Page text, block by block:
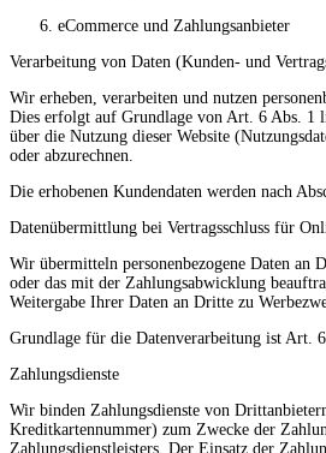
eCommerce und Zahlungsanbieter
Verarbeitung von Daten (Kunden- und
Wir erheben, verarbeiten und nutzen
Dies erfolgt auf Grundlage von Art. 6 Abs. 1
über die Nutzung dieser Website
oder abzurechnen.
Die erhobenen Kundendaten werden nach
Datenübermittlung bei Vertragsschluss für
Wir übermitteln personenbezogene Daten
oder das mit der Zahlungsabwicklung
Weitergabe Ihrer Daten an Dritte zu
Grundlage für die Datenverarbeitung ist Art.
Zahlungsdienste
Wir binden Zahlungsdienste von
Kreditkartennummer) zum Zwecke der
Zahlungsdienstleisters. Der Einsatz der